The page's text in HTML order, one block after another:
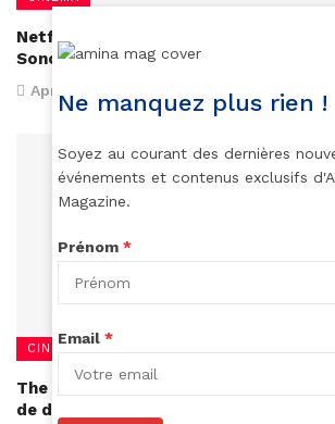
Netflix met la femme africaine à
Sono
April 4, 2020
CINÉMA
The Defiant Ones, Dr.Dre et Jimmy
de deux artistes emblématiques
Ne manquez plus rien !
Soyez au courant des dernières
événements et contenus exclusifs
Magazine.
Prénom *
Email *